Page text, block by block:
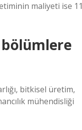
maliyeti ise
bitkisel üretim,
mühendisliği